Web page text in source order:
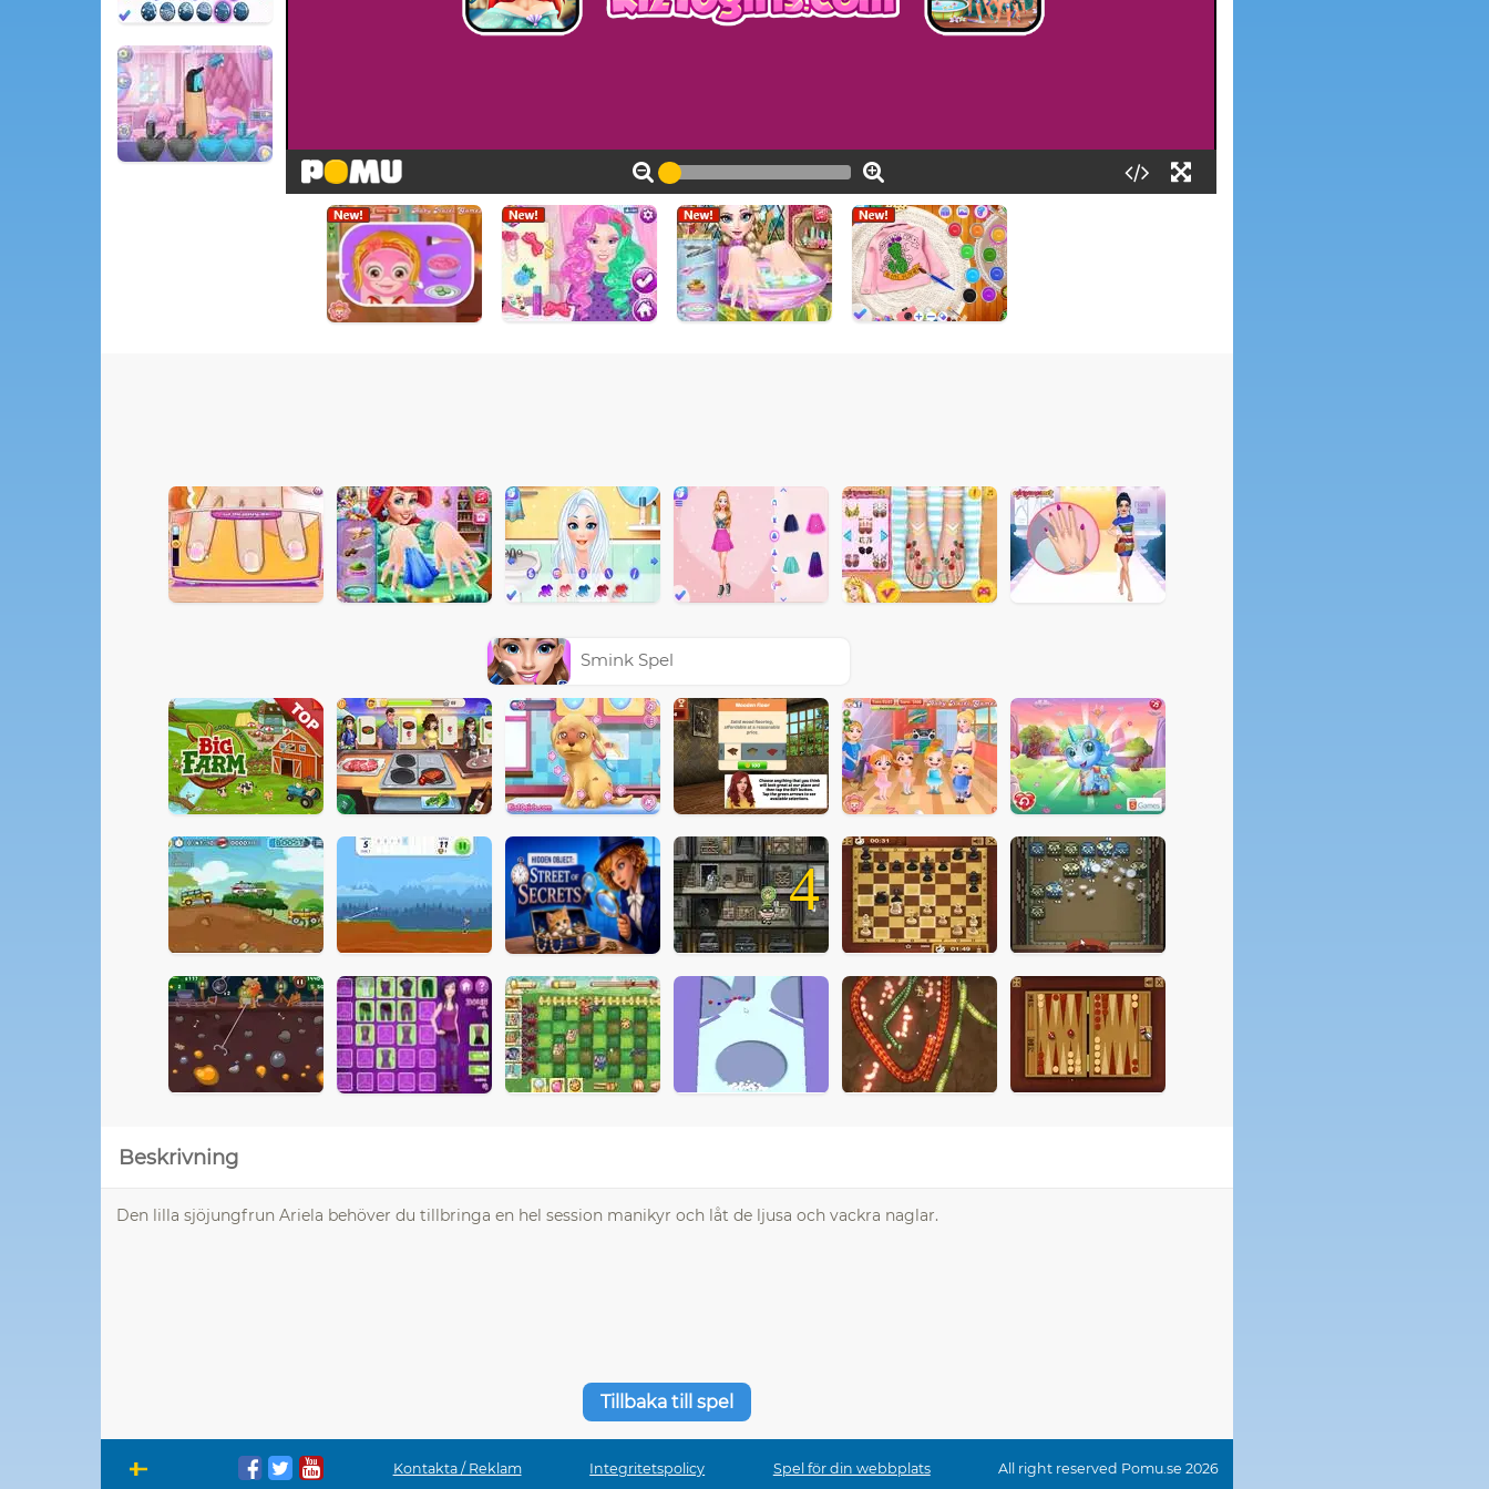
Smink Spel
4
Beskrivning
Den lilla sjöjungfrun Ariela behöver du tillbringa en hel session manikyr och låt de ljusa och vackra naglar.
Tillbaka till spel
Kontakta / Reklam Integritetspolicy Spel för din webbplats All right reserved Pomu.se 2026